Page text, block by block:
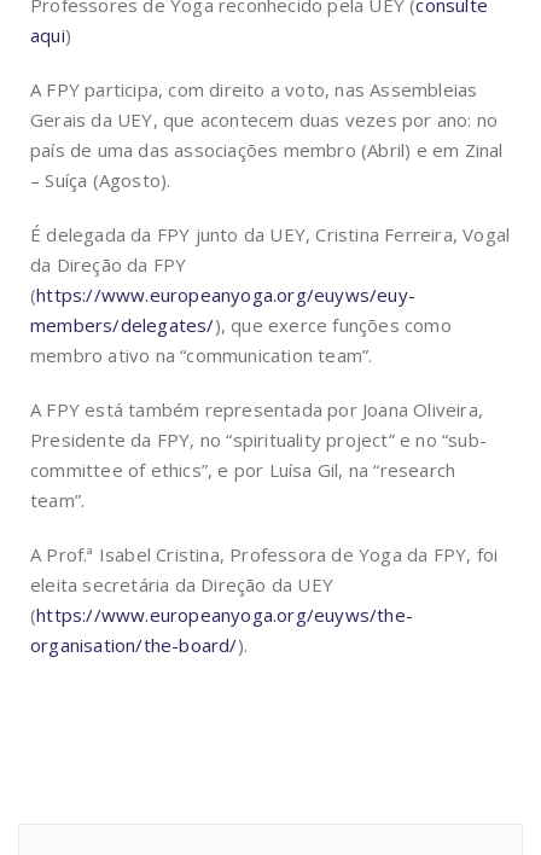
Professores de Yoga reconhecido pela UEY (consulte
aqui)
A FPY participa, com direito a voto, nas Assembleias
Gerais da UEY, que acontecem duas vezes por ano: no
país de uma das associações membro (Abril) e em Zinal
– Suíça (Agosto).
É delegada da FPY junto da UEY, Cristina Ferreira, Vogal
da Direção da FPY
(https://www.europeanyoga.org/euyws/euy-
members/delegates/), que exerce funções como
membro ativo na “communication team”.
A FPY está também representada por Joana Oliveira,
Presidente da FPY, no “spirituality project” e no “sub-
committee of ethics”, e por Luísa Gil, na “research
team”.
A Prof.ª Isabel Cristina, Professora de Yoga da FPY, foi
eleita secretária da Direção da UEY
(https://www.europeanyoga.org/euyws/the-
organisation/the-board/).